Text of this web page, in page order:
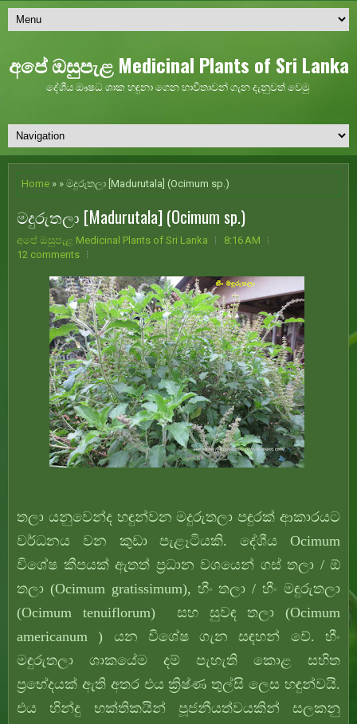
අපේ ඔසුපැළ Medicinal Plants of Sri Lanka
දේශීය ඖෂධ ශාක හඳුනා ගෙන භාවිතාවන් ගැන දැනුවත් වෙමු
Home » » මදුරුතලා [Madurutala] (Ocimum sp.)
මදුරුතලා [Madurutala] (Ocimum sp.)
අපේ ඔසුපැළ Medicinal Plants of Sri Lanka
8:16 AM
12 comments
තලා යනුවෙන්ද හඳුන්වන මදුරුතලා පඳුරක් ආකාරයට
වර්ධනය වන කුඩා පැළෑටියකි. දේශීය Ocimum
විශේෂ කීපයක් ඇතත් ප්‍රධාන වශයෙන් ගස් තලා / ඕ
තලා (Ocimum gratissimum), හීං තලා / හීං මඳුරුතලා
(Ocimum tenuiflorum) සහ සුවඳ තලා (Ocimum
americanum ) යන විශේෂ ගැන සඳහන් වේ. හීං
මඳුරුතලා ශාකයේම දම් පැහැති කොළ සහිත
ප්‍රභේදයක් ඇති අතර එය ක්‍රිෂ්ණ තුල්සි ලෙස හඳුන්වයි.
එය හින්දු භක්තිකයින් පූජනීයත්වයකින් සලකනු